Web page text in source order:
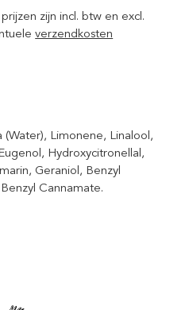
zijn incl. btw en excl.
verzendkosten
Limonene, Linalool,
Hydroxycitronellal,
Geraniol, Benzyl
Cannamate.